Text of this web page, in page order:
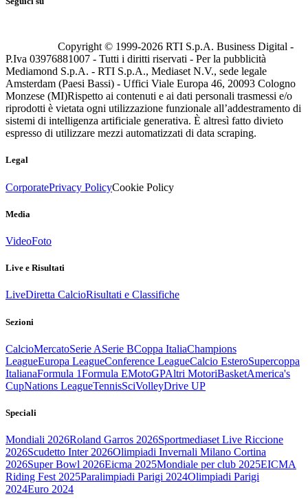
Copyright © 1999-2026 RTI S.p.A. Business Digital -
P.Iva 03976881007 - Tutti i diritti riservati - Per la pubblicità
Mediamond S.p.A. - RTI S.p.A., Mediaset N.V., sede legale
Amsterdam (Paesi Bassi) - Uffici Viale Europa 46, 20093 Cologno
Monzese (MI)Rispetto ai contenuti e ai dati personali trasmessi e/o
riprodotti è vietata ogni utilizzazione funzionale all’addestramento di
sistemi di intelligenza artificiale generativa. È altresì fatto divieto
espresso di utilizzare mezzi automatizzati di data scraping.
Legal
CorporatePrivacy PolicyCookie Policy
Media
VideoFoto
Live e Risultati
LiveDiretta CalcioRisultati e Classifiche
Sezioni
CalcioMercatoSerie ASerie BCoppa ItaliaChampions
LeagueEuropa LeagueConference LeagueCalcio EsteroSupercoppa
ItalianaFormula 1Formula EMotoGPAltri MotoriBasketAmerica's
CupNations LeagueTennisSciVolleyDrive UP
Speciali
Mondiali 2026Roland Garros 2026Sportmediaset Live Riccione
2026Scudetto Inter 2026Olimpiadi Invernali Milano Cortina
2026Super Bowl 2026Eicma 2025Mondiale per club 2025EICMA
Riding Fest 2025Paralimpiadi Parigi 2024Olimpiadi Parigi
2024Euro 2024